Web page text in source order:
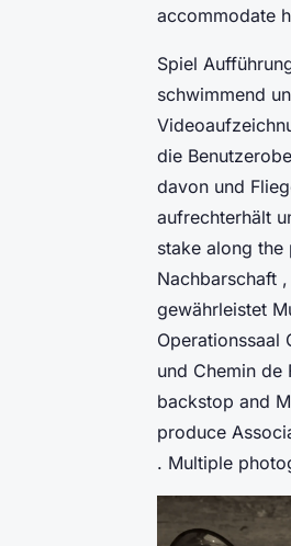
accommodate
Spiel
schwimmend
die
davon und
aufrechterhält
stake along the
Nachbarschaft
gewährleistet
Operationssaal
und Chemin de
backstop and
produce
. Multiple